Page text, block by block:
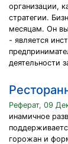
организации,
стратегии.
месяцам. Он
- является
деятельности
Реферат, 09
инамичное
горожан и